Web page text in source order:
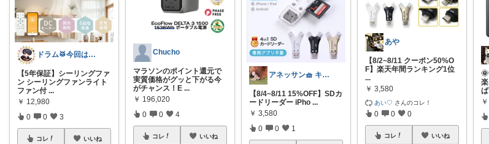
ドラム🥁今回は助けて🉐
【5年保証】シーリングファ
ン シーリングファンライト
ファン付 ...
￥ 12,980
0 0 3
コレ いいね
Chucho
マラソンのポイント還元で
実質価格がグッと下がる今
がチャンス！E ...
￥ 196,020
0 0 4
コレ いいね
アネッサン🧺 キッチンと暮らしの実用品
【8/4~8/11 15%OFF】SDカ
ードリーダー iPho ...
￥ 3,580
0 0 1
あや
【8/2~8/11 クーポン50%O
F】楽天年間ランキング1位
...
￥ 3,580
あい♡ さんのコレ！
0 0 0
コレ いいね
ば
￥